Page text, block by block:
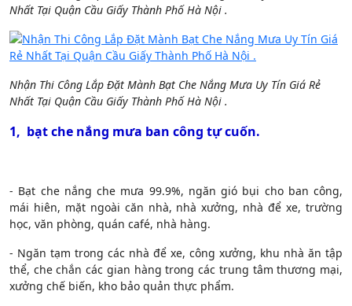
Nhất Tại Quận Cầu Giấy Thành Phố Hà Nội .
Nhận Thi Công Lắp Đặt Mành Bạt Che Nắng Mưa Uy Tín Giá Rẻ
Nhất Tại Quận Cầu Giấy Thành Phố Hà Nội .
1, bạt che nắng mưa ban công tự cuốn.
- Bạt che nắng che mưa 99.9%, ngăn gió bụi cho ban công,
mái hiên, mặt ngoài căn nhà, nhà xưởng, nhà để xe, trường
học, văn phòng, quán café, nhà hàng.
- Ngăn tạm trong các nhà để xe, công xưởng, khu nhà ăn tập
thể, che chắn các gian hàng trong các trung tâm thương mại,
xưởng chế biến, kho bảo quản thực phẩm.